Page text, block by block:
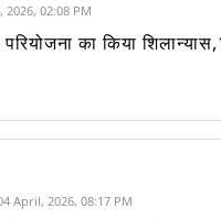
2026, 02:08 PM
का किया
April, 2026, 08:17 PM